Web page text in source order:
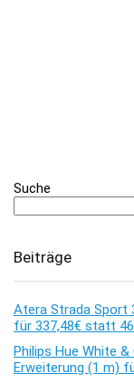
Suche
Beiträge
Atera Strada Sport
für 337,48€ statt
Philips Hue White
Erweiterung (1 m)